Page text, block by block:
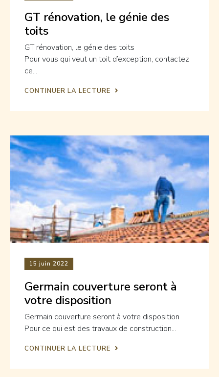
GT rénovation, le génie des
toits
GT rénovation, le génie des toits
Pour vous qui veut un toit d’exception, contactez
ce...
CONTINUER LA LECTURE
15 juin 2022
Germain couverture seront à
votre disposition
Germain couverture seront à votre disposition
Pour ce qui est des travaux de construction...
CONTINUER LA LECTURE